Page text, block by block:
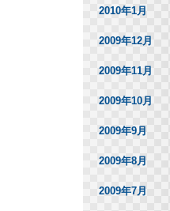
2010年1月
2009年12月
2009年11月
2009年10月
2009年9月
2009年8月
2009年7月